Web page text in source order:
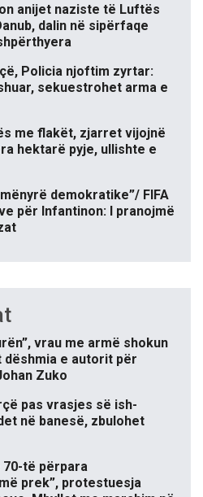
anijet naziste të Luftës
dalin në sipërfaqe
Policia njoftim zyrtar:
sekuestrohet arma e
me flakët, zjarret vijojnë
hektarë pyje, ullishte e
demokratike”/ FIFA
për Infantinon: I pranojmë
vrau me armë shokun
e autorit për
Zuko
pas vrasjes së ish-
në banesë, zbulohet
të përpara
prek”, protestuesja